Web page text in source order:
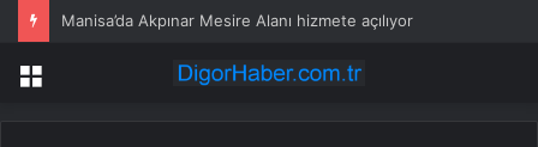
Manisa’da Akpınar Mesire Alanı hizmete açılıyor
Menü